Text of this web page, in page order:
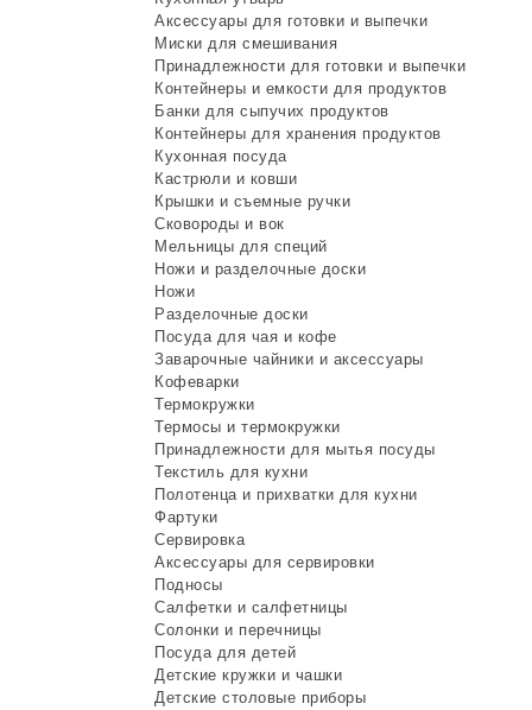
Аксессуары для готовки и выпечки
Миски для смешивания
Принадлежности для готовки и выпечки
Контейнеры и емкости для продуктов
Банки для сыпучих продуктов
Контейнеры для хранения продуктов
Кухонная посуда
Кастрюли и ковши
Крышки и съемные ручки
Сковороды и вок
Мельницы для специй
Ножи и разделочные доски
Ножи
Разделочные доски
Посуда для чая и кофе
Заварочные чайники и аксессуары
Кофеварки
Термокружки
Термосы и термокружки
Принадлежности для мытья посуды
Текстиль для кухни
Полотенца и прихватки для кухни
Фартуки
Сервировка
Аксессуары для сервировки
Подносы
Салфетки и салфетницы
Солонки и перечницы
Посуда для детей
Детские кружки и чашки
Детские столовые приборы